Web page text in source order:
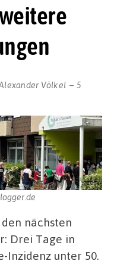
Völkel
5
nächsten
Drei Tage in
Inzidenz unter 50.